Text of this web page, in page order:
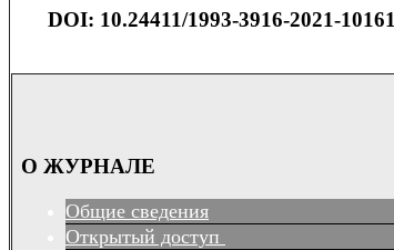
DOI: 10.24411/1993-3916-2021-10161
О ЖУРНАЛЕ
Общие сведения
Открытый доступ